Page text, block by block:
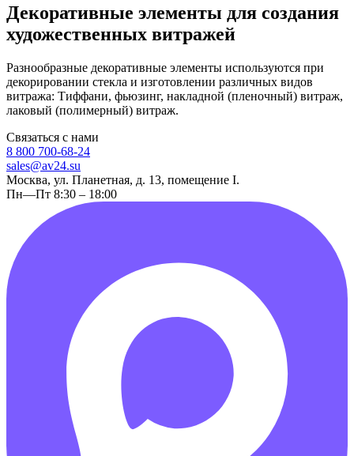
Декоративные элементы для создания
художественных витражей
Разнообразные декоративные элементы используются при
декорировании стекла и изготовлении различных видов
витража: Тиффани, фьюзинг, накладной (пленочный) витраж,
лаковый (полимерный) витраж.
Связаться с нами
8 800 700-68-24
sales@av24.su
Москва, ул. Планетная, д. 13, помещение I.
Пн—Пт 8:30 – 18:00